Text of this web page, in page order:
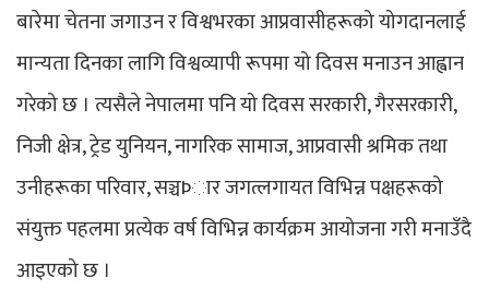
बारेमा चेतना जगाउन र विश्वभरका आप्रवासीहरूको योगदानलाई
मान्यता दिनका लागि विश्वव्यापी रूपमा यो दिवस मनाउन आह्वान
गरेको छ । त्यसैले नेपालमा पनि यो दिवस सरकारी, गैरसरकारी,
निजी क्षेत्र, ट्रेड युनियन, नागरिक सामाज, आप्रवासी श्रमिक तथा
उनीहरूका परिवार, सञ्चÞार जगत्लगायत विभिन्न पक्षहरूको
संयुक्त पहलमा प्रत्येक वर्ष विभिन्न कार्यक्रम आयोजना गरी मनाउँदै
आइएको छ ।